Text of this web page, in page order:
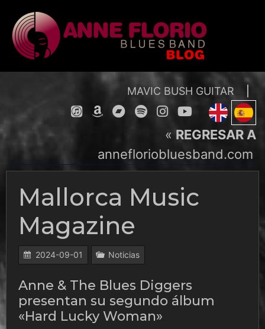
content
MAVIC BUSH GUITAR
« REGRESAR A
annefloriobluesband.com
Mallorca Music
Magazine
2024-09-01 Noticias
Anne & The Blues Diggers
presentan su segundo álbum
«Hard Lucky Woman»